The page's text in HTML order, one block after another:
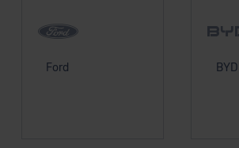
Ford BYD